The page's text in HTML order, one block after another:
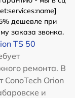
дешевле при
заказа звонка.
TS 50
ремонта. В
ConoTech Orion
и